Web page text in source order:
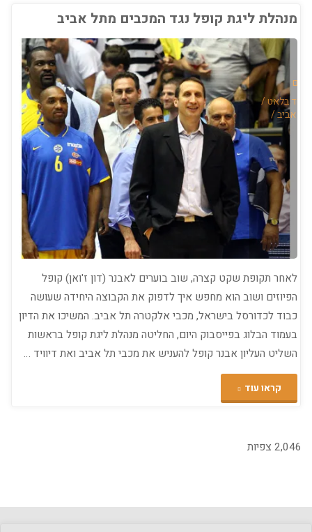
של
מכבי
אלקטרה
תל
אביב"
מנהלת ליגת קופל נגד המכבים מתל אביב
היום
בלאט/
אביב/
לאחר תקופת שקט קצרה, שוב בוערים לאבנר (דון ז'ואן) קופל
הפיוזים ושוב הוא מחפש איך לדפוק את הקבוצה היחידה שעושה
כבוד לכדורסל בישראל, מכבי אלקטרה תל אביב. המשיכו את הדיון
בעמוד הבלוג בפייסבוק היום, החליטה מנהלת ליגת קופל בראשות
השליט העליון אבנר קופל להעניש את מכבי תל אביב ואת דיוויד …
קראו עוד
המכבים
2,046 צפיות